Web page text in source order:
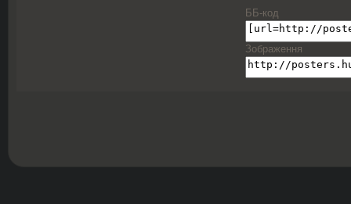
ББ-код
Зображення